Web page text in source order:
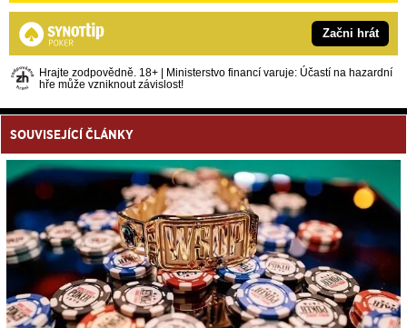
Začni hrát
Hrajte zodpovědně. 18+ | Ministerstvo financí varuje: Účastí na hazardní
hře může vzniknout závislost!
SOUVISEJÍCÍ ČLÁNKY